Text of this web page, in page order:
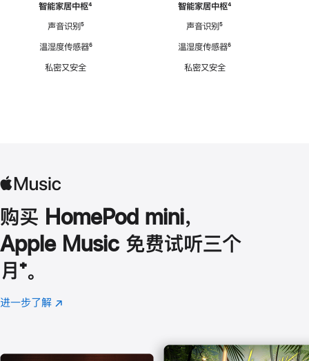
智能家居中枢脚
⁴
声音识别脚
⁵
温湿度传感器脚
⁶
私密又安全
智能家居中枢脚
⁴
声音识别脚
⁵
温湿度传感器脚
⁶
私密又安全
购买 HomePod mini，
Apple Music 免费试听三个
月 脚
注
⁺。
进一步了解 Apple
(在
口